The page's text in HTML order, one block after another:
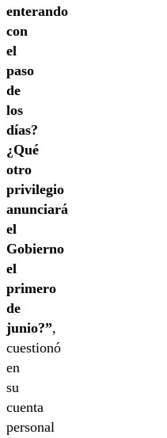
enterando
con
el
paso
de
los
días?
¿Qué
otro
privilegio
anunciará
el
Gobierno
el
primero
de
junio?”,
cuestionó
en
su
cuenta
personal